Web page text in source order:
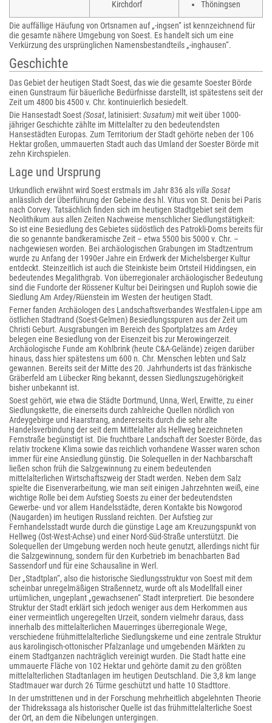
Kirchdorf Thöningsen
Die auffällige Häufung von Ortsnamen auf „-ingsen“ ist kennzeichnend für
die gesamte nähere Umgebung von Soest. Es handelt sich um eine
Verkürzung des ursprünglichen Namensbestandteils „-inghausen“.
Geschichte
Das Gebiet der heutigen Stadt Soest, das wie die gesamte Soester Börde
einen Gunstraum für bäuerliche Bedürfnisse darstellt, ist spätestens seit der
Zeit um 4800 bis 4500 v. Chr. kontinuierlich besiedelt.
Die Hansestadt Soest(Sosat, latinisiert:Susatum) mit weit über 1000-
jähriger Geschichte zählte im Mittelalter zu den bedeutendsten
Hansestädten Europas. Zum Territorium der Stadt gehörte neben der 106
Hektar großen, ummauerten Stadt auch das Umland der Soester Börde mit
zehn Kirchspielen.
Lage und Ursprung
Urkundlich erwähnt wird Soest erstmals im Jahr 836 als villa Sosat
anlässlich der Überführung der Gebeine des hl. Vitus von St. Denis bei Paris
nach Corvey. Tatsächlich finden sich im heutigen Stadtgebiet seit dem
Neolithikum aus allen Zeiten Nachweise menschlicher Siedlungstätigkeit:
So ist eine Besiedlung des Gebietes südöstlich des Patrokli-Doms bereits für
die so genannte bandkeramische Zeit – etwa 5500 bis 5000 v. Chr. –
nachgewiesen worden. Bei archäologischen Grabungen im Stadtzentrum
wurde zu Anfang der 1990er Jahre ein Erdwerk der Michelsberger Kultur
entdeckt. Steinzeitlich ist auch die Steinkiste beim Ortsteil Hiddingsen, ein
bedeutendes Megalithgrab. Von überregionaler archäologischer Bedeutung
sind die Fundorte der Rössener Kultur bei Deiringsen und Ruploh sowie die
Siedlung Am Ardey/Rüenstein im Westen der heutigen Stadt.
Ferner fanden Archäologen des Landschaftsverbandes Westfalen-Lippe am
östlichen Stadtrand (Soest-Gelmen) Besiedlungsspuren aus der Zeit um
Christi Geburt. Ausgrabungen im Bereich des Sportplatzes am Ardey
belegen eine Besiedlung von der Eisenzeit bis zur Merowingerzeit.
Archäologische Funde am Kohlbrink (heute C&A-Gelände) zeigen darüber
hinaus, dass hier spätestens um 600 n. Chr. Menschen lebten und Salz
gewannen. Bereits seit der Mitte des 20. Jahrhunderts ist das fränkische
Gräberfeld am Lübecker Ring bekannt, dessen Siedlungszugehörigkeit
bisher unbekannt ist.
Soest gehört, wie etwa die Städte Dortmund, Unna, Werl, Erwitte, zu einer
Siedlungskette, die einerseits durch zahlreiche Quellen nördlich von
Ardeygebirge und Haarstrang, andererseits durch die sehr alte
Handelsverbindung der seit dem Mittelalter als Hellweg bezeichneten
Fernstraße begünstigt ist. Die fruchtbare Landschaft der Soester Börde, das
relativ trockene Klima sowie das reichlich vorhandene Wasser waren schon
immer für eine Ansiedlung günstig. Die Solequellen in der Nachbarschaft
ließen schon früh die Salzgewinnung zu einem bedeutenden
mittelalterlichen Wirtschaftszweig der Stadt werden. Neben dem Salz
spielte die Eisenverarbeitung, wie man seit einigen Jahrzehnten weiß, eine
wichtige Rolle bei dem Aufstieg Soests zu einer der bedeutendsten
Gewerbe- und vor allem Handelsstädte, deren Kontakte bis Nowgorod
(Naugarden) im heutigen Russland reichten. Der Aufstieg zur
Fernhandelsstadt wurde durch die günstige Lage am Kreuzungspunkt von
Hellweg (Ost-West-Achse) und einer Nord-Süd-Straße unterstützt. Die
Solequellen der Umgebung werden noch heute genutzt, allerdings nicht für
die Salzgewinnung, sondern für den Kurbetrieb im benachbarten Bad
Sassendorf und für eine Schausaline in Werl.
Der „Stadtplan“, also die historische Siedlungsstruktur von Soest mit dem
scheinbar unregelmäßigen Straßennetz, wurde oft als Modellfall einer
urtümlichen, ungeplant „gewachsenen“ Stadt interpretiert. Die besondere
Struktur der Stadt erklärt sich jedoch weniger aus dem Herkommen aus
einer vermeintlich ungeregelten Urzeit, sondern vielmehr daraus, dass
innerhalb des mittelalterlichen Mauerringes überregionale Wege,
verschiedene frühmittelalterliche Siedlungskerne und eine zentrale Struktur
aus karolingisch-ottonischer Pfalzanlage und umgebenden Märkten zu
einem Stadtganzen nachträglich vereinigt wurden. Die Stadt hatte eine
ummauerte Fläche von 102 Hektar und gehörte damit zu den größten
mittelalterlichen Stadtanlagen im heutigen Deutschland. Die 3,8 km lange
Stadtmauer war durch 26 Türme geschützt und hatte 10 Stadttore.
In der umstrittenen und in der Forschung mehrheitlich abgelehnten Theorie
der Thidrekssaga als historischer Quelle ist das frühmittelalterliche Soest
der Ort, an dem die Nibelungen untergingen.